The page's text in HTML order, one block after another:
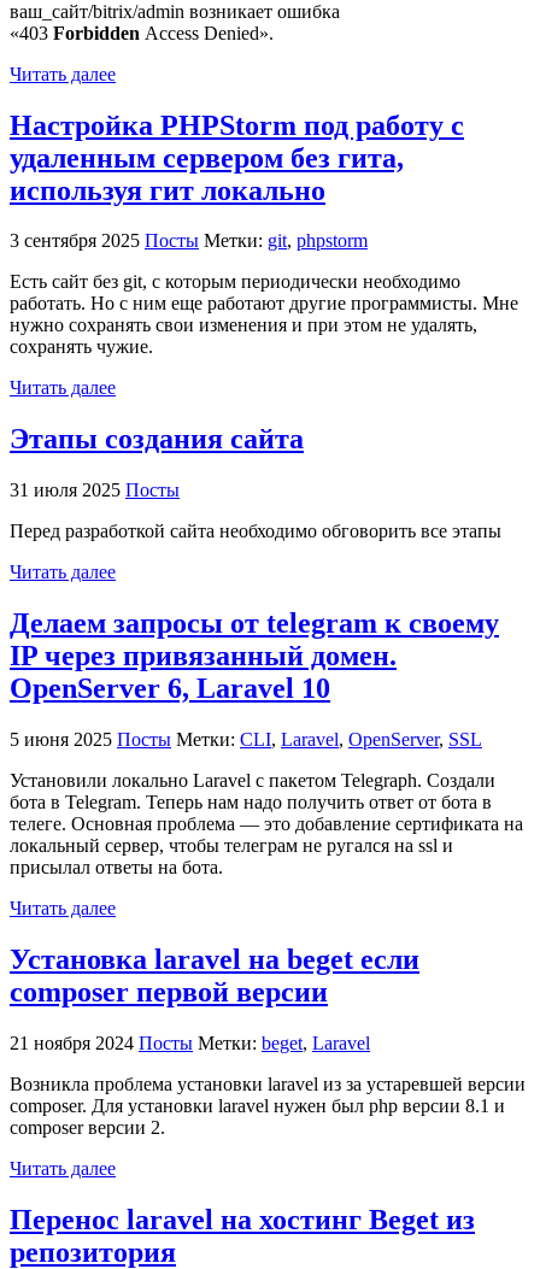
ваш_сайт/bitrix/admin возникает ошибка
«403 Forbidden Access Denied».
Читать далее
Настройка PHPStorm под работу с
удаленным сервером без гита,
используя гит локально
3 сентября 2025 Посты Метки: git, phpstorm
Есть сайт без git, с которым периодически необходимо
работать. Но с ним еще работают другие программисты. Мне
нужно сохранять свои изменения и при этом не удалять,
сохранять чужие.
Читать далее
Этапы создания сайта
31 июля 2025 Посты
Перед разработкой сайта необходимо обговорить все этапы
Читать далее
Делаем запросы от telegram к своему
IP через привязанный домен.
OpenServer 6, Laravel 10
5 июня 2025 Посты Метки: CLI, Laravel, OpenServer, SSL
Установили локально Laravel с пакетом Telegraph. Создали
бота в Telegram. Теперь нам надо получить ответ от бота в
телеге. Основная проблема — это добавление сертификата на
локальный сервер, чтобы телеграм не ругался на ssl и
присылал ответы на бота.
Читать далее
Установка laravel на beget если
composer первой версии
21 ноября 2024 Посты Метки: beget, Laravel
Возникла проблема установки laravel из за устаревшей версии
composer. Для установки laravel нужен был php версии 8.1 и
composer версии 2.
Читать далее
Перенос laravel на хостинг Beget из
репозитория